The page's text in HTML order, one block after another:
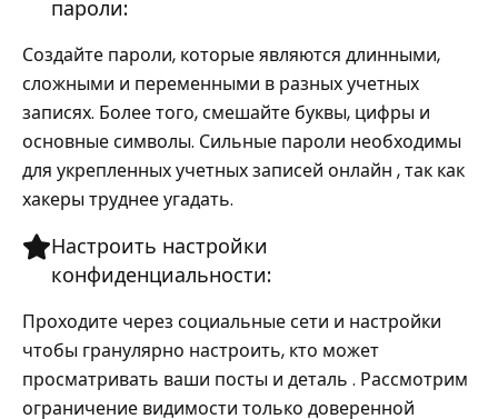
пароли:
Создайте пароли, которые являются длинными,
сложными и переменными в разных учетных
записях. Более того, смешайте буквы, цифры и
основные символы. Сильные пароли необходимы
для укрепленных учетных записей онлайн , так как
хакеры труднее угадать.
Настроить настройки
конфиденциальности:
Проходите через социальные сети и настройки
чтобы гранулярно настроить, кто может
просматривать ваши посты и деталь . Рассмотрим
ограничение видимости только доверенной